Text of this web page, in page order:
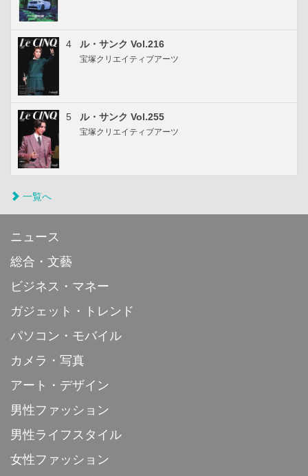
4 ル・サンク Vol.216
宝塚クリエイティブアーツ
5 ル・サンク Vol.255
宝塚クリエイティブアーツ
一覧へ
ニュース
総合・文藝
ビジネス・マネー
ガジェット・トレンド
パソコン・モバイル
カメラ・写真
アート・デザイン
男性ファッション
男性ライフスタイル
女性ファッション